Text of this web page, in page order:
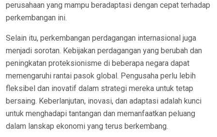
perusahaan yang mampu beradaptasi dengan cepat terhadap
perkembangan ini.
Selain itu, perkembangan perdagangan internasional juga
menjadi sorotan. Kebijakan perdagangan yang berubah dan
peningkatan proteksionisme di beberapa negara dapat
memengaruhi rantai pasok global. Pengusaha perlu lebih
fleksibel dan inovatif dalam strategi mereka untuk tetap
bersaing. Keberlanjutan, inovasi, dan adaptasi adalah kunci
untuk menghadapi tantangan dan memanfaatkan peluang
dalam lanskap ekonomi yang terus berkembang.